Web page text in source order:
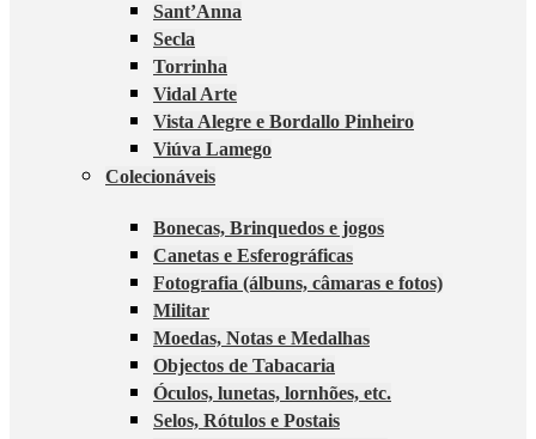
Sant’Anna
Secla
Torrinha
Vidal Arte
Vista Alegre e Bordallo Pinheiro
Viúva Lamego
Colecionáveis
Bonecas, Brinquedos e jogos
Canetas e Esferográficas
Fotografia (álbuns, câmaras e fotos)
Militar
Moedas, Notas e Medalhas
Objectos de Tabacaria
Óculos, lunetas, lornhões, etc.
Selos, Rótulos e Postais